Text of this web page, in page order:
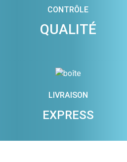
CONTRÔLE
QUALITÉ
LIVRAISON
EXPRESS